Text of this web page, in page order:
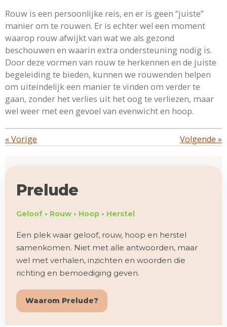
Rouw is een persoonlijke reis, en er is geen “juiste”
manier om te rouwen. Er is echter wel een moment
waarop rouw afwijkt van wat we als gezond
beschouwen en waarin extra ondersteuning nodig is.
Door deze vormen van rouw te herkennen en de juiste
begeleiding te bieden, kunnen we rouwenden helpen
om uiteindelijk een manier te vinden om verder te
gaan, zonder het verlies uit het oog te verliezen, maar
wel weer met een gevoel van evenwicht en hoop.
«Vorige Volgende »
Prelude
Geloof • Rouw • Hoop • Herstel
Een plek waar geloof, rouw, hoop en herstel
samenkomen. Niet met alle antwoorden, maar
wel met verhalen, inzichten en woorden die
richting en bemoediging geven.
Waarom Prelude?